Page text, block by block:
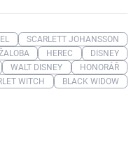
SCARLETT JOHANSSON
HEREC
DISNEY
WALT DISNEY
HONORÁŘ
WITCH BLACK WIDOW